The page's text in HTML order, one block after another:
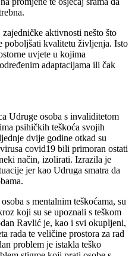
aktivnosti nešto što
poboljšati kvalitetu življenja. Isto
uvjete u kojima
adaptacijama ili čak
Udruge osoba s invaliditetom
psihičkih teškoća svojih
dvije godine otkad su
covid19 bili primoran ostati
način, izolirati. Izrazila je
jer kao Udruga smatra da
s mentalnim teškoćama, su
koji su se upoznali s teškom
Ravlić je, kao i svi okupljeni,
rada te veličine prostora za rad
problem je istakla teško